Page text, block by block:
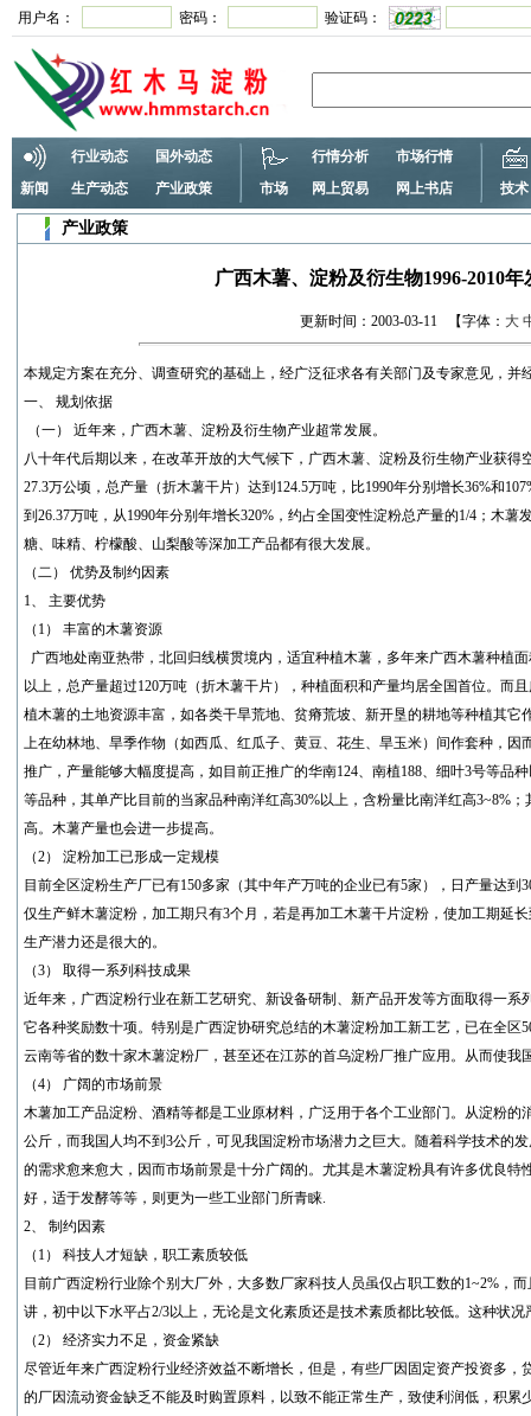
用户名： 密码： 验证码：
行业动态 国外动态 行情分析
市场行情
新闻
生产动态 产业政策 市场 网上贸易 网上书店 技术
产业政策
广西木薯、淀粉及衍生物1996-2010
更新时间：2003-03-11 【字体： 大
本规定方案在充分、调查研究的基础上，经广泛征求各有关部门及专家意见，并
一、 规划依据
（一） 近年来，广西木薯、淀粉及衍生物产业超常发展。
八十年代后期以来，在改革开放的大气候下，广西木薯、淀粉及衍生物产业获得
27.3万公顷，总产量（折木薯干片）达到124.5万吨，比1990年分别增长36%和
到26.37万吨，从1990年分别年增长320%，约占全国变性淀粉总产量的1/4；木
糖、味精、柠檬酸、山梨酸等深加工产品都有很大发展。
（二） 优势及制约因素
1、 主要优势
（1） 丰富的木薯资源
广西地处南亚热带，北回归线横贯境内，适宜种植木薯，多年来广西木薯种植
以上，总产量超过120万吨（折木薯干片），种植面积和产量均居全国首位。而
植木薯的土地资源丰富，如各类干旱荒地、贫瘠荒坡、新开垦的耕地等种植其它
上在幼林地、旱季作物（如西瓜、红瓜子、黄豆、花生、旱玉米）间作套种，因
推广，产量能够大幅度提高，如目前正推广的华南124、南植188、细叶3号等品种
等品种，其单产比目前的当家品种南洋红高30%以上，含粉量比南洋红高3~8%
高。木薯产量也会进一步提高。
（2） 淀粉加工已形成一定规模
目前全区淀粉生产厂已有150多家（其中年产万吨的企业已有5家），日产量达到
仅生产鲜木薯淀粉，加工期只有3个月，若是再加工木薯干片淀粉，使加工期延
生产潜力还是很大的。
（3） 取得一系列科技成果
近年来，广西淀粉行业在新工艺研究、新设备研制、新产品开发等方面取得一系
它各种奖励数十项。特别是广西淀协研究总结的木薯淀粉加工新工艺，已在全区
云南等省的数十家木薯淀粉厂，甚至还在江苏的首乌淀粉厂推广应用。从而使我
（4） 广阔的市场前景
木薯加工产品淀粉、酒精等都是工业原材料，广泛用于各个工业部门。从淀粉的
公斤，而我国人均不到3公斤，可见我国淀粉市场潜力之巨大。随着科学技术的
的需求愈来愈大，因而市场前景是十分广阔的。尤其是木薯淀粉具有许多优良特
好，适于发酵等等，则更为一些工业部门所青睐.
2、 制约因素
（1） 科技人才短缺，职工素质较低
目前广西淀粉行业除个别大厂外，大多数厂家科技人员虽仅占职工数的1~2%，
讲，初中以下水平占2/3以上，无论是文化素质还是技术素质都比较低。这种状
（2） 经济实力不足，资金紧缺
尽管近年来广西淀粉行业经济效益不断增长，但是，有些厂因固定资产投资多，
的厂因流动资金缺乏不能及时购置原料，以致不能正常生产，致使利润低，积累